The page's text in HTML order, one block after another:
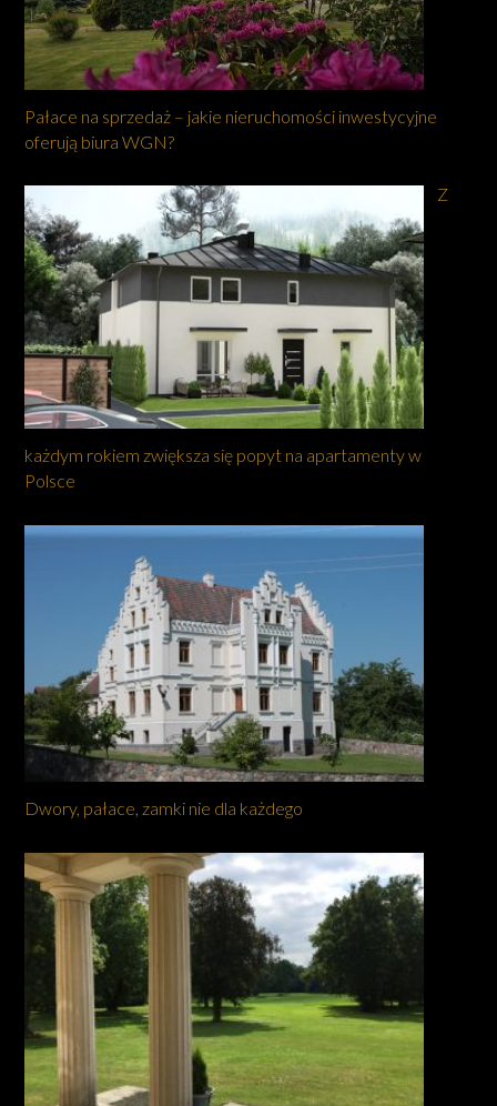
Pałace na sprzedaż – jakie nieruchomości inwestycyjne
oferują biura WGN?
Z
każdym rokiem zwiększa się popyt na apartamenty w
Polsce
Dwory, pałace, zamki nie dla każdego